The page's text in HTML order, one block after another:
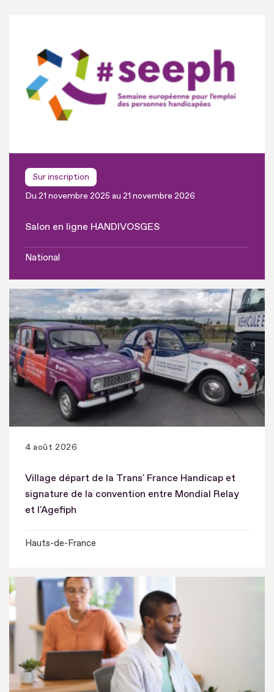
Sur inscription
Du 21 novembre 2025 au 21 novembre 2026
Salon en ligne HANDIVOSGES
National
4 août 2026
Village départ de la Trans' France Handicap et
signature de la convention entre Mondial Relay
et l'Agefiph
Hauts-de-France